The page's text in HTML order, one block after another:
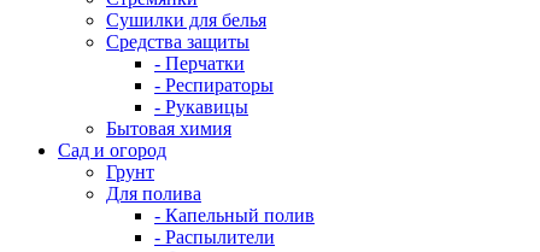
Сушилки для белья
Средства защиты
- Перчатки
- Респираторы
- Рукавицы
Бытовая химия
Сад и огород
Грунт
Для полива
- Капельный полив
- Распылители